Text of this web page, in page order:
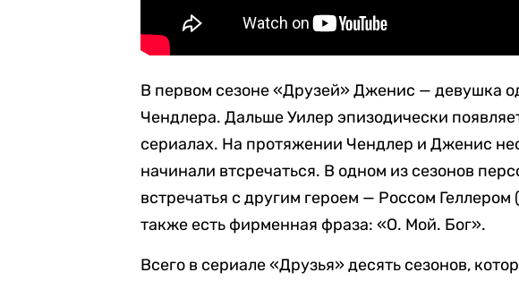
В первом сезоне «Друзей» Дженис — девушка
Чендлера. Дальше Уилер эпизодически
сериалах. На протяжении Чендлер и Дженис
начинали втсречаться. В одном из сезонов
встречатья с другим героем — Россом
также есть фирменная фраза: «О. Мой. Бог».
Всего в сериале «Друзья» десять сезонов,